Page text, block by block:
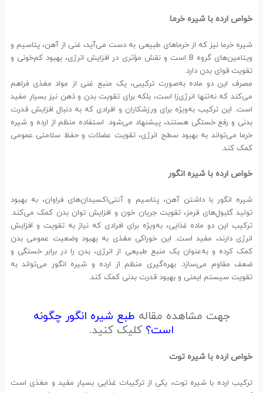
خواص ارده با شیره خرما
شیره خرما نیز که از خرماهای طبیعی به دست می‌آید، غنی از آهن، پتاسیم و
ویتامین‌های گروه B است و نقش مؤثری در افزایش انرژی، بهبود کم‌خونی و
تقویت قوای بدن دارد.
مصرف این دو ماده به‌صورت ترکیبی، یک منبع غنی از مواد مغذی فراهم
می‌کند که نه‌تنها انرژی‌زا است، بلکه برای تقویت بدن و ذهن نیز بسیار مفید
است. این ترکیب به‌ویژه برای ورزشکاران و افرادی که به دنبال افزایش قدرت
بدنی و رفع خستگی هستند، پیشنهاد می‌شود. استفاده منظم از ارده و شیره
خرما می‌تواند به بهبود سطح انرژی، تقویت عضلات و حفظ سلامتی عمومی
کمک کند.
خواص ارده با شیره انگور
شیره انگور با داشتن آهن، پتاسیم و آنتی‌اکسیدان‌های فراوان، به بهبود
تولید گلبول‌های قرمز، تقویت جریان خون و افزایش توان بدن کمک می‌کند.
ترکیب این دو ماده غذایی، به‌ویژه برای افرادی که نیاز به تقویت و افزایش
انرژی دارند، مفید است. این خوراکی مغذی به بهبود وضعیت عمومی بدن
کمک کرده و به‌عنوان یک منبع طبیعی از انرژی، بدن را در برابر خستگی و
ضعف مقاوم می‌سازد. بهره‌گیری منظم از ارده و شیره انگور می‌تواند به
تقویت سیستم ایمنی و بهبود قدرت بدنی کمک کند.
جهت مشاهده مقاله طبع شیره انگور چگونه
است؟ کلیک کنید.
خواص ارده با شیره توت
ترکیب ارده با شیره توت، یکی از ترکیبات غذایی بسیار مفید و مغذی است